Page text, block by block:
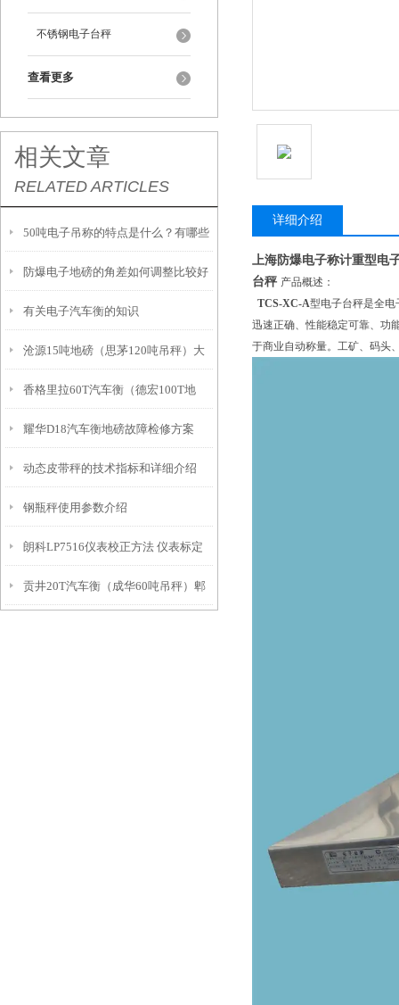
不锈钢电子台秤
查看更多
相关文章
RELATED ARTICLES
50吨电子吊称的特点是什么？有哪些
优势？
防爆电子地磅的角差如何调整比较好
呢
有关电子汽车衡的知识
沧源15吨地磅（思茅120吨吊秤）大
关轴重秤（漾濞60吨汽车衡维修
香格里拉60T汽车衡（德宏100T地
磅）峨山地磅）古城100T吊秤维修
耀华D18汽车衡地磅故障检修方案
动态皮带秤的技术指标和详细介绍
钢瓶秤使用参数介绍
朗科LP7516仪表校正方法 仪表标定
大全
贡井20T汽车衡（成华60吨吊秤）郫
详细介绍
上海防爆电子称计重型电
台秤 产品概述：
TCS-XC-A型电子台秤是全电
迅速正确、性能稳定可靠、功
于商业自动称量。工矿、码头